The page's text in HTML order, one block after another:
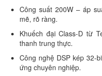
Công suất 200W – áp
mẽ, rõ ràng.
Khuếch đại Class-D từ
thanh trung thực.
Công nghệ DSP kép 32-
ứng chuyên nghiệp.